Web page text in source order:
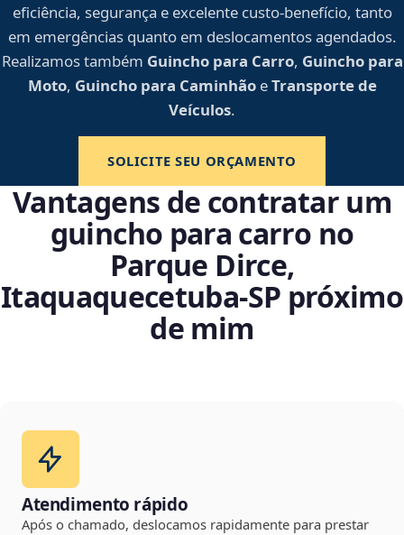
eficiência, segurança e excelente custo-benefício, tanto
em emergências quanto em deslocamentos agendados.
Realizamos também Guincho para Carro, Guincho para
Moto, Guincho para CaminhãoeTransporte de
Veículos.
SOLICITE SEU ORÇAMENTO
Vantagens de contratar um
guincho para carro no
Parque Dirce,
Itaquaquecetuba‑SP próximo
de mim
Atendimento rápido
Após o chamado, deslocamos rapidamente para prestar